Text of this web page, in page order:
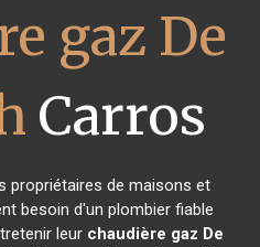
gaz De
Carros
propriétaires de maisons et
besoin d'un plombier fiable
leur chaudière gaz De